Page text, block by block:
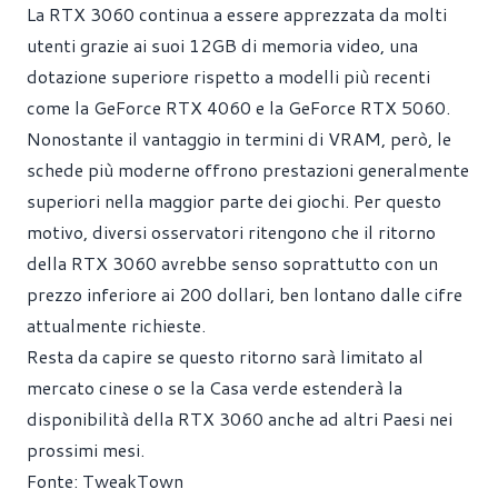
La RTX 3060 continua a essere apprezzata da molti
utenti grazie ai suoi 12GB di memoria video, una
dotazione superiore rispetto a modelli più recenti
come la GeForce RTX 4060 e la GeForce RTX 5060.
Nonostante il vantaggio in termini di VRAM, però, le
schede più moderne offrono prestazioni generalmente
superiori nella maggior parte dei giochi. Per questo
motivo, diversi osservatori ritengono che il ritorno
della RTX 3060 avrebbe senso soprattutto con un
prezzo inferiore ai 200 dollari, ben lontano dalle cifre
attualmente richieste.
Resta da capire se questo ritorno sarà limitato al
mercato cinese o se la Casa verde estenderà la
disponibilità della RTX 3060 anche ad altri Paesi nei
prossimi mesi.
Fonte: TweakTown